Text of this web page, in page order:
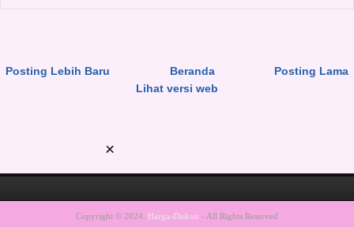
Posting Lebih Baru Posting Lama
Beranda
Lihat versi web
Copyright © 2024. Harga-Diskon - All Rights Reserved